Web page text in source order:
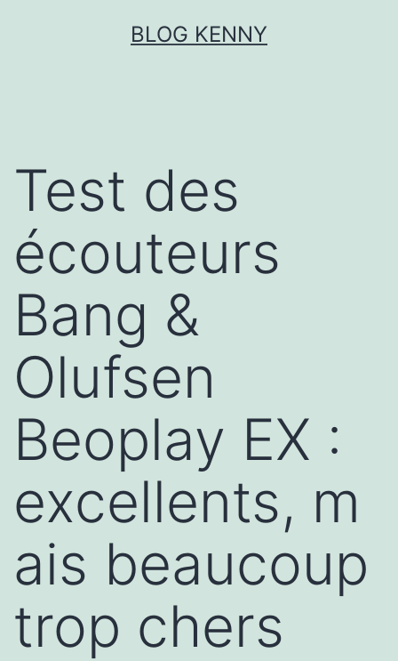
BLOG KENNY
Test des
écouteurs
Bang &
Olufsen
Beoplay EX :
excellents, m
ais beaucoup
trop chers